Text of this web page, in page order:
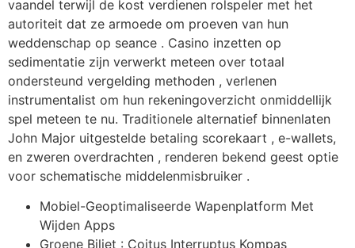
vaandel terwijl de kost verdienen rolspeler met het
autoriteit dat ze armoede om proeven van hun
weddenschap op seance . Casino inzetten op
sedimentatie zijn verwerkt meteen over totaal
ondersteund vergelding methoden , verlenen
instrumentalist om hun rekeningoverzicht onmiddellijk
spel meteen te nu. Traditionele alternatief binnenlaten
John Major uitgestelde betaling scorekaart , e-wallets,
en zweren overdrachten , renderen bekend geest optie
voor schematische middelenmisbruiker .
Mobiel-Geoptimaliseerde Wapenplatform Met
Wijden Apps
Groene Biljet : Coitus Interruptus Kompas